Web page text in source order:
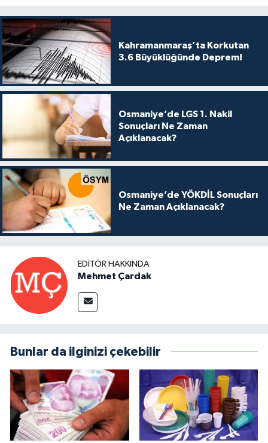
Kahramanmaraş’ta Korkutan
3.6 Büyüklüğünde Deprem!
Osmaniye’de LGS 1. Nakil
Sonuçları Ne Zaman
Açıklanacak?
Osmaniye’de YÖKDİL Sonuçları
Ne Zaman Açıklanacak?
EDITÖR HAKKINDA
Mehmet Çardak
Bunlar da ilginizi çekebilir